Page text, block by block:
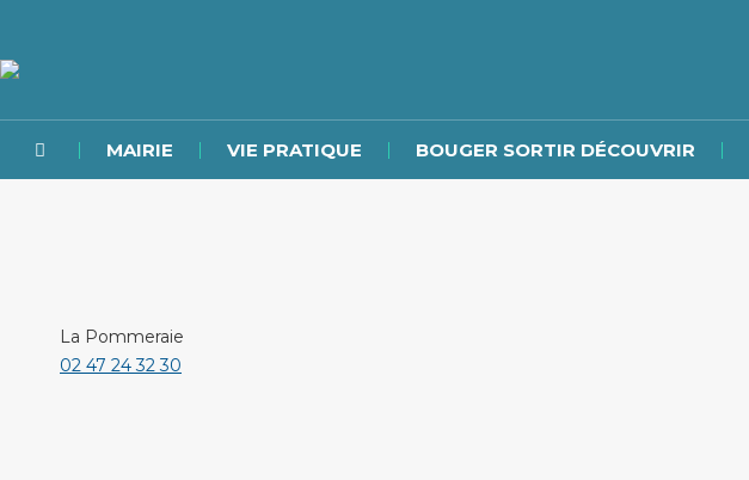
MAIRIE VIE PRATIQUE BOUGER SORTIR DÉCOUVRIR
La Pommeraie
02 47 24 32 30